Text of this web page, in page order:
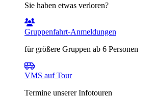
Sie haben etwas verloren?
Gruppenfahrt-Anmeldungen
für größere Gruppen ab 6 Personen
VMS auf Tour
Termine unserer Infotouren